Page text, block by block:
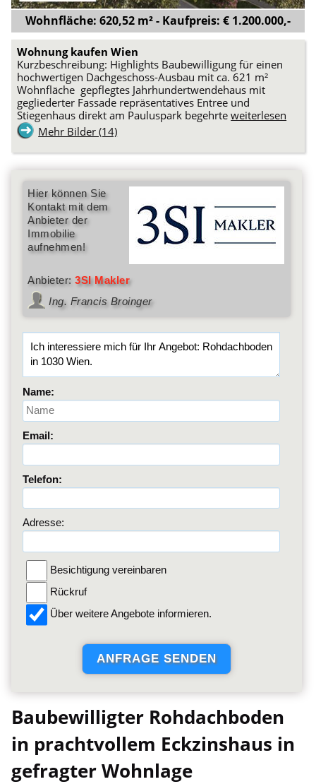
Wohnfläche: 620,52 m² - Kaufpreis: € 1.200.000,-
Wohnung kaufen Wien
Kurzbeschreibung: Highlights Baubewilligung für einen
hochwertigen Dachgeschoss-Ausbau mit ca. 621 m²
Wohnfläche gepflegtes Jahrhundertwendehaus mit
gegliederter Fassade repräsentatives Entree und
Stiegenhaus direkt am Pauluspark begehrteweiterlesen
Mehr Bilder (14)
Hier können Sie
Kontakt mit dem
Anbieter der
Immobilie
aufnehmen!
Anbieter:3SI Makler
Ing. Francis Broinger
Name:
Email:
Telefon:
Adresse:
Besichtigung vereinbaren
Rückruf
Über weitere Angebote informieren.
Baubewilligter Rohdachboden
in prachtvollem Eckzinshaus in
gefragter Wohnlage